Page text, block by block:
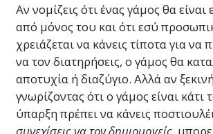
Αν νομίζεις ότι ένας γάμος θα
από μόνος του και ότι εσύ
χρειάζεται να κάνεις τίποτα για να
να τον διατηρήσεις, ο γάμος θα
αποτυχία ή διαζύγιο. Αλλά αν
γνωρίζοντας ότι ο γάμος είναι κάτι
ύπαρξη πρέπει να κάνεις
συνεχίσεις να τον δημιουργείς,